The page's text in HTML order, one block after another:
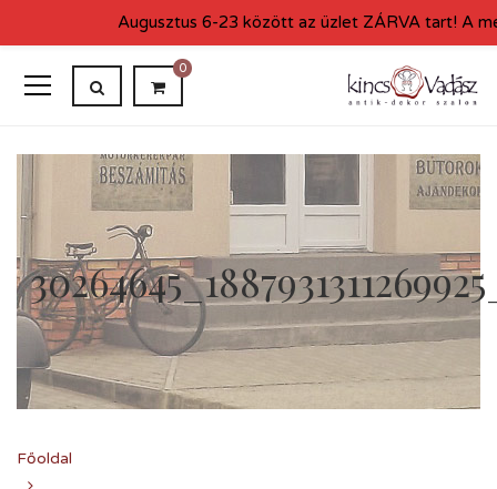
0
Főoldal
Augusztus 6-23 között az üzlet ZÁRVA tart! A